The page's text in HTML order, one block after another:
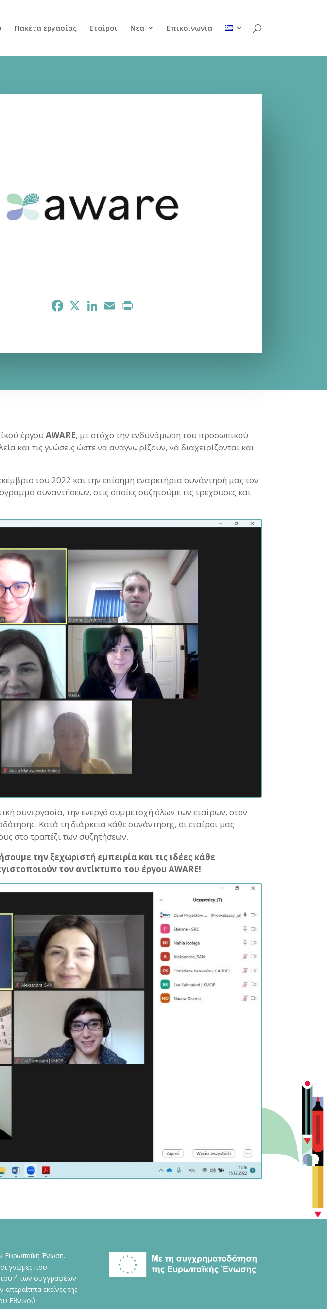
Πακέτα εργασίας Εταίροι Νέα Επικοινωνία
Facebook LinkedInEmail
έργουAWARE, με στόχο την ενδυνάμωση του προσωπικού
και τις γνώσεις ώστε να αναγνωρίζουν, να διαχειρίζονται και
του 2022 και την επίσημη εναρκτήρια συνάντησή μας τον
συναντήσεων, στις οποίες συζητούμε τις τρέχουσες και
συνεργασία, την ενεργό συμμετοχή όλων των εταίρων, στον
Κατά τη διάρκεια κάθε συνάντησης, οι εταίροι μας
στο τραπέζι των συζητήσεων.
την ξεχωριστή εμπειρία και τις ιδέες κάθε
τον αντίκτυπο του έργου AWARE!
Ευρωπαϊκή Ένωση.
γνώμες που
του ή των συγγραφέων
απαραίτητα εκείνες της
Εθνικού